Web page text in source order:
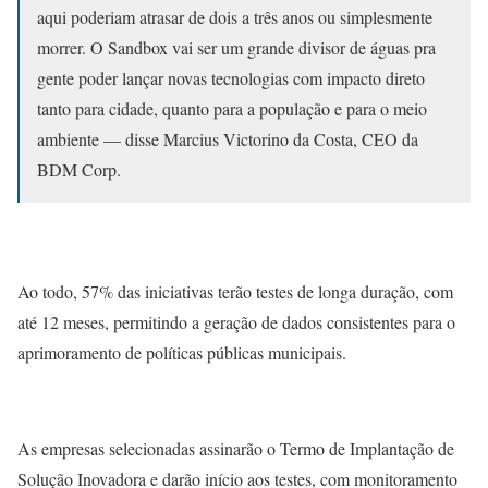
aqui poderiam atrasar de dois a três anos ou simplesmente
morrer. O Sandbox vai ser um grande divisor de águas pra
gente poder lançar novas tecnologias com impacto direto
tanto para cidade, quanto para a população e para o meio
ambiente — disse Marcius Victorino da Costa, CEO da
BDM Corp.
Ao todo, 57% das iniciativas terão testes de longa duração, com
até 12 meses, permitindo a geração de dados consistentes para o
aprimoramento de políticas públicas municipais.
As empresas selecionadas assinarão o Termo de Implantação de
Solução Inovadora e darão início aos testes, com monitoramento